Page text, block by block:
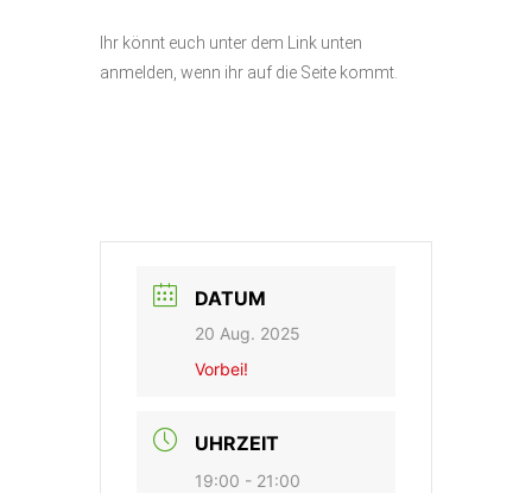
Ihr könnt euch unter dem Link unten
anmelden, wenn ihr auf die Seite kommt.
DATUM
20 Aug. 2025
Vorbei!
UHRZEIT
19:00 - 21:00